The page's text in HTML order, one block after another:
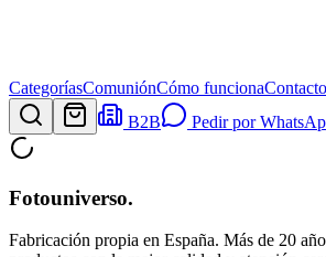
CategoríasComuniónCómo funcionaContacto
B2B
Pedir por
Fotouniverso.
Fabricación propia en España. Más de 20